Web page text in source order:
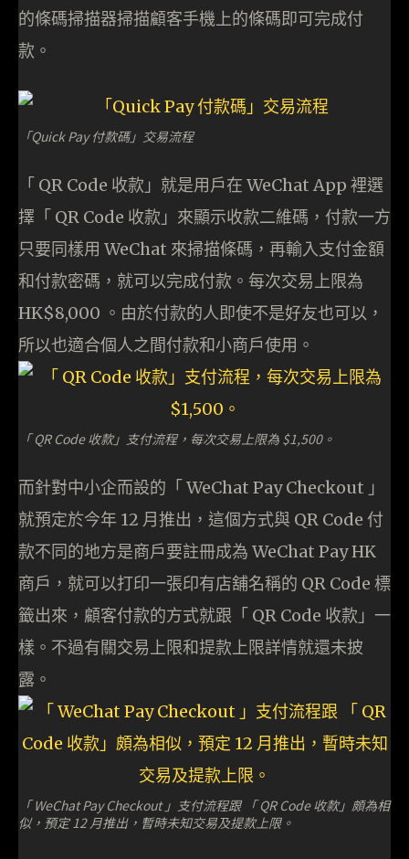
的條碼掃描器掃描顧客手機上的條碼即可完成付
款。
「Quick Pay 付款碼」交易流程
「 QR Code 收款」就是用戶在 WeChat App 裡選
擇「 QR Code 收款」來顯示收款二維碼，付款一方
只要同樣用 WeChat 來掃描條碼，再輸入支付金額
和付款密碼，就可以完成付款。每次交易上限為
HK$8,000 。由於付款的人即使不是好友也可以，
所以也適合個人之間付款和小商戶使用。
「 QR Code 收款」支付流程，每次交易上限為 $1,500。
而針對中小企而設的「 WeChat Pay Checkout 」
就預定於今年 12 月推出，這個方式與 QR Code 付
款不同的地方是商戶要註冊成為 WeChat Pay HK
商戶，就可以打印一張印有店舖名稱的 QR Code 標
籤出來，顧客付款的方式就跟「 QR Code 收款」一
樣。不過有關交易上限和提款上限詳情就還未披
露。
「 WeChat Pay Checkout 」支付流程跟 「 QR Code 收款」頗為相
似，預定 12 月推出，暫時未知交易及提款上限。